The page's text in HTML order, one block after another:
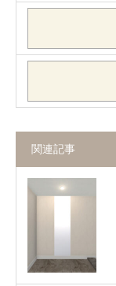
関連記事